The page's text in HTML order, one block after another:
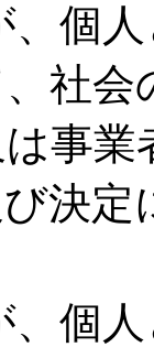
個人
社
事
決
個人